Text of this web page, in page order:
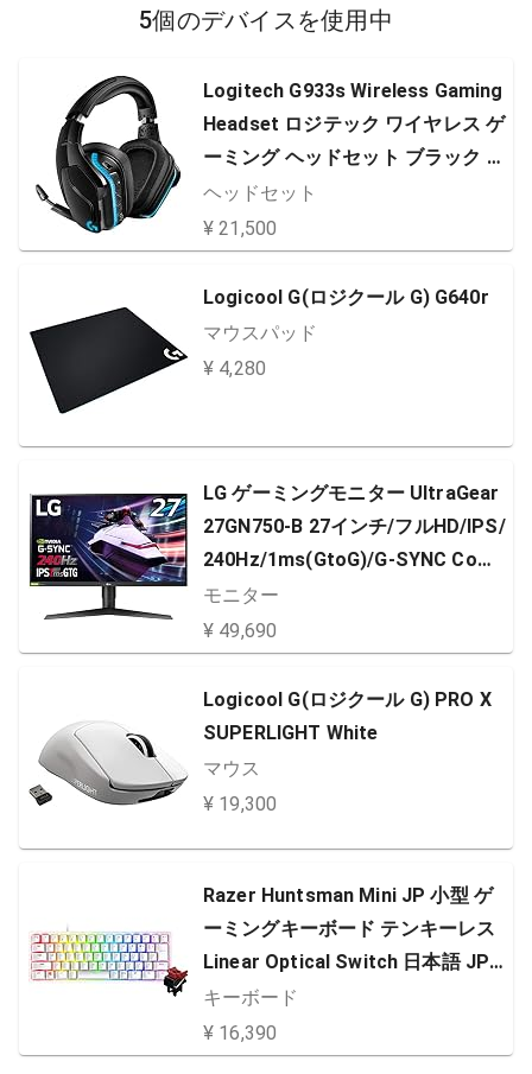
5個のデバイスを使用中
Logitech G933s Wireless Gaming
Headset ロジテック ワイヤレス ゲ
ーミング ヘッドセット ブラック D
olby DTS 7.1ch 臨場感
ヘッドセット
¥ 21,500
Logicool G(ロジクール G) G640r
マウスパッド
¥ 4,280
LG ゲーミングモニター UltraGear
27GN750-B 27インチ/フルHD/IPS/
240Hz/1ms(GtoG)/G-SYNC Comp
atible/HDR/HDMI×2,DP/ピボット,
高さ調節
モニター
¥ 49,690
Logicool G(ロジクール G) PRO X
SUPERLIGHT White
マウス
¥ 19,300
Razer Huntsman Mini JP 小型 ゲ
ーミングキーボード テンキーレス
Linear Optical Switch 日本語 JP
配列 60%レイアウト Mercury Whit
e 白 光学スイッチ 超高速1.2mm作
動 リニア触感 静音 Chroma RGB
キーボード
¥ 16,390